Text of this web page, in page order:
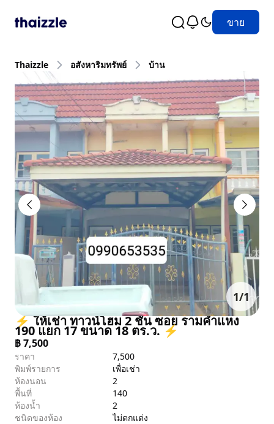
ขาย
Thaizzle อสังหาริมทรัพย์ บ้าน
1/1
⚡ ให้เช่า ทาวน์โฮม 2 ชั้น ซอย รามคำแหง
190 แยก 17 ขนาด 18 ตร.ว. ⚡
฿7,500
ราคา
7,500
พิมพ์รายการ
เพื่อเช่า
ห้องนอน
2
พื้นที่
140
ห้องน้ำ
2
ชนิดของห้อง
ไม่ตกแต่ง